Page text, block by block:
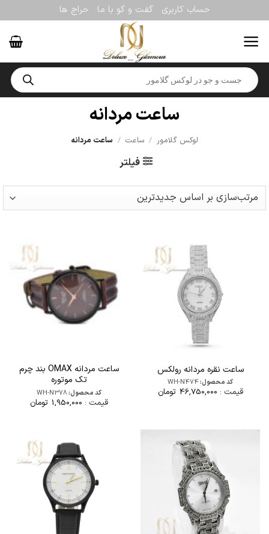
to
content
حساب کاربری گفت و گو با ما حراج ها
Products
search
ساعت مردانه
لوکس گلامور / ساعت / ساعت مردانه
فیلتر
ساعت نقره مردانه رولکس
کد محصول:WH-N474
قیمت : 46,750,000 تومان
ساعت مردانه OMAX بند چرم
تک موتوره
کد محصول:WH-N378
قیمت : 1,950,000 تومان